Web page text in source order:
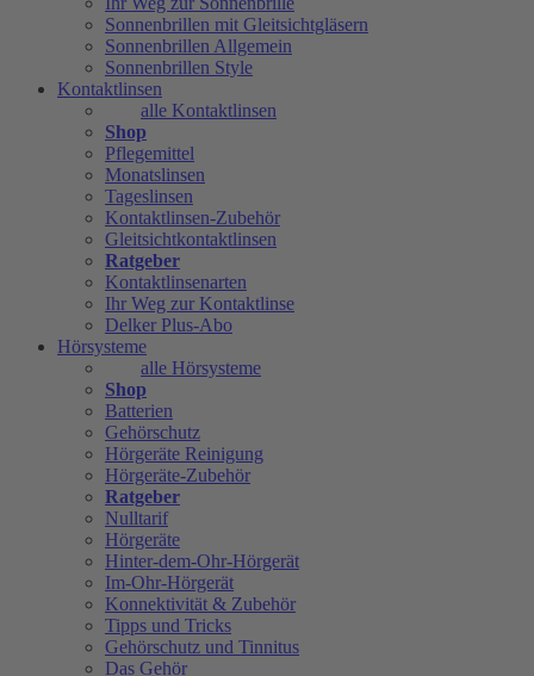
Sonnenbrillen mit Gleitsichtgläsern
Sonnenbrillen Allgemein
Sonnenbrillen Style
Kontaktlinsen
alle Kontaktlinsen
Shop
Pflegemittel
Monatslinsen
Tageslinsen
Kontaktlinsen-Zubehör
Gleitsichtkontaktlinsen
Ratgeber
Kontaktlinsenarten
Ihr Weg zur Kontaktlinse
Delker Plus-Abo
Hörsysteme
alle Hörsysteme
Shop
Batterien
Gehörschutz
Hörgeräte Reinigung
Hörgeräte-Zubehör
Ratgeber
Nulltarif
Hörgeräte
Hinter-dem-Ohr-Hörgerät
Im-Ohr-Hörgerät
Konnektivität & Zubehör
Tipps und Tricks
Gehörschutz und Tinnitus
Das Gehör